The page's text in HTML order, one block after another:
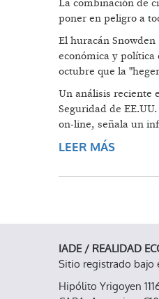
La combinación de
poner en peligro a
El huracán
económica y política
octubre que la
Un análisis reciente
Seguridad de
on-line, señala un
LEER MÁS
IADE / REALIDAD
Sitio registrado bajo
Hipólito Yrigoyen